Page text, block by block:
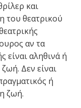
και
του θεατρικού
αν τα
είναι αληθινά ή
Δεν είναι
ή
ζωή.